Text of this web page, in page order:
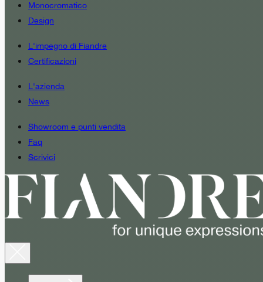
Monocromatico
Design
L'impegno di Fiandre
Certificazioni
L'azienda
News
Showroom e punti vendita
Faq
Scrivici